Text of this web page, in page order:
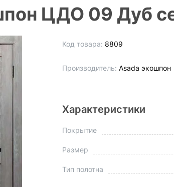
ЦДО 09 Дуб
Код товара: 8809
Производитель: Asada экошпон
Характеристики
Покрытие
Размер
Тип полотна